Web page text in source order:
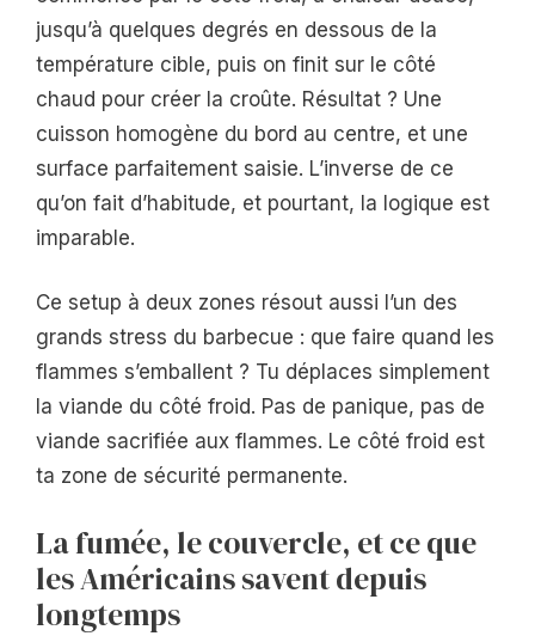
jusqu’à quelques degrés en dessous de la
température cible, puis on finit sur le côté
chaud pour créer la croûte. Résultat ? Une
cuisson homogène du bord au centre, et une
surface parfaitement saisie. L’inverse de ce
qu’on fait d’habitude, et pourtant, la logique est
imparable.
Ce setup à deux zones résout aussi l’un des
grands stress du barbecue : que faire quand les
flammes s’emballent ? Tu déplaces simplement
la viande du côté froid. Pas de panique, pas de
viande sacrifiée aux flammes. Le côté froid est
ta zone de sécurité permanente.
La fumée, le couvercle, et ce que
les Américains savent depuis
longtemps